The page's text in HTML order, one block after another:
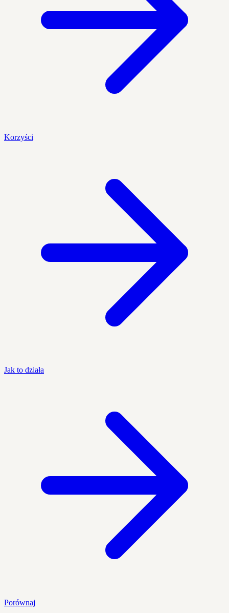
Korzyści
Jak to działa
Porównaj